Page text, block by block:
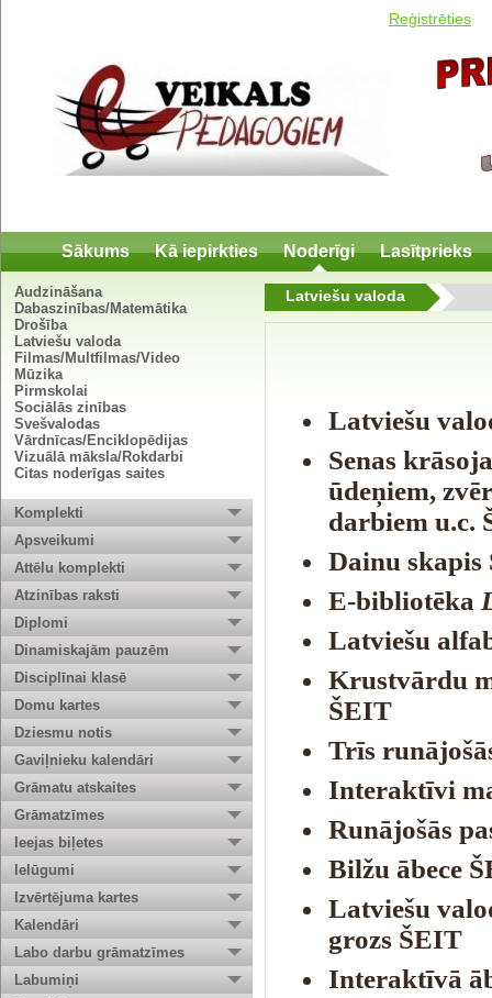
Reģistrēties
Sākums Kā iepirkties Noderīgi Lasītprieks
Audzināšana
Dabaszinības/Matemātika
Drošība
Latviešu valoda
Filmas/Multfilmas/Video
Mūzika
Pirmskolai
Sociālās zinības
Svešvalodas
Vārdnīcas/Enciklopēdijas
Vizuālā māksla/Rokdarbi
Citas noderīgas saites
Komplekti
Apsveikumi
Attēlu komplekti
Atzinības raksti
Diplomi
Dinamiskajām pauzēm
Disciplīnai klasē
Domu kartes
Dziesmu notis
Gaviļnieku kalendāri
Grāmatu atskaites
Grāmatzīmes
Ieejas biļetes
Ielūgumi
Izvērtējuma kartes
Kalendāri
Labo darbu grāmatzīmes
Labumiņi
Latviešu valoda
Latviešu
Senas
ūdeņiem,
darbiem u.c.
Dainu skapis
E-bibliotēka
Latviešu
Krustvārdu
ŠEIT
Trīs
Interaktīvi
Runājošās
Bilžu ābece
Latviešu
grozs ŠEIT
Interaktīvā